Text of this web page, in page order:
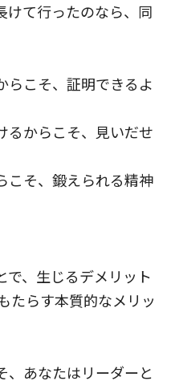
けて行ったのなら、同
らこそ、証明できるよ
るからこそ、見いだせ
こそ、鍛えられる精神
で、生じるデメリット
たらす本質的なメリッ
、あなたはリーダーと